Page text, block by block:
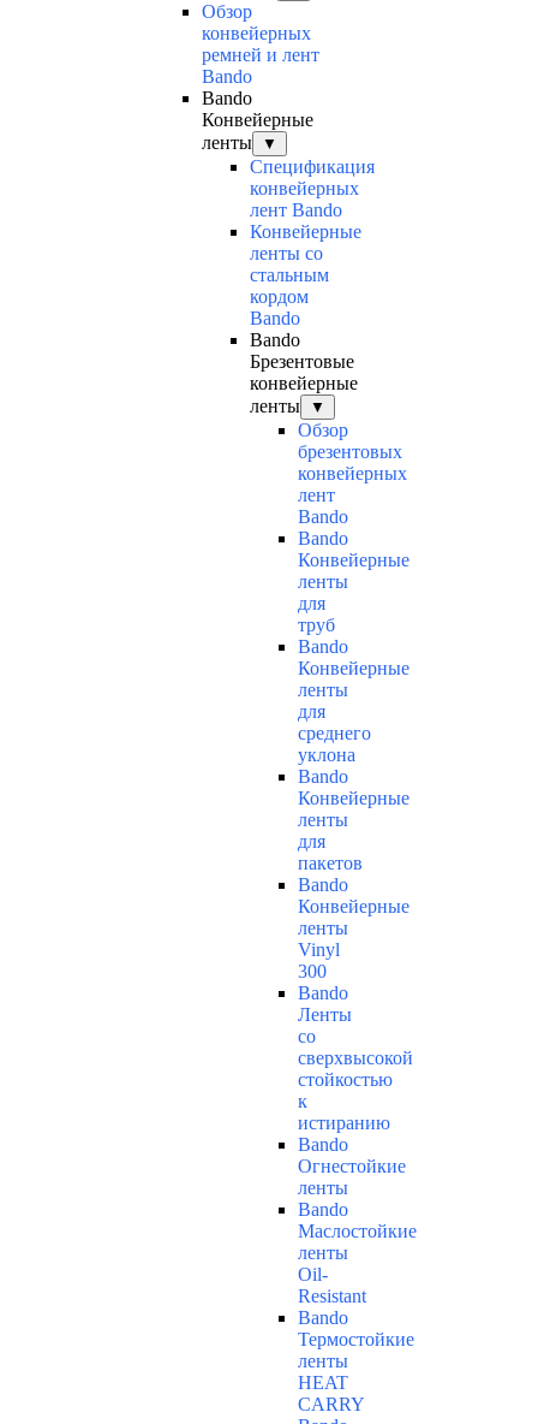
Обзор
конвейерных
ремней и лент
Bando
Bando
Конвейерные
ленты
▼
Спецификация
конвейерных
лент Bando
Конвейерные
ленты со
стальным
кордом
Bando
Bando
Брезентовые
конвейерные
ленты
▼
Обзор
брезентовых
конвейерных
лент
Bando
Bando
Конвейерные
ленты
для
труб
Bando
Конвейерные
ленты
для
среднего
уклона
Bando
Конвейерные
ленты
для
пакетов
Bando
Конвейерные
ленты
Vinyl
300
Bando
Ленты
со
сверхвысокой
стойкостью
к
истиранию
Bando
Огнестойкие
ленты
Bando
Маслостойкие
ленты
Oil-
Resistant
Bando
Термостойкие
ленты
HEAT
CARRY